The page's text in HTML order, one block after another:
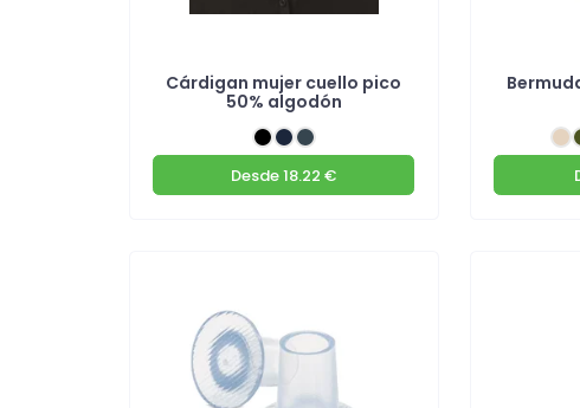
Cárdigan mujer cuello pico
50% algodón
Desde18.22 €